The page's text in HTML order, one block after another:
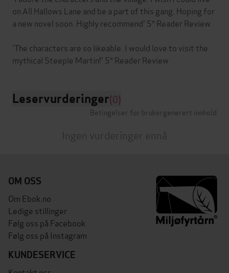
on All Hallows Lane and be a part of this gang. Hoping for
a new novel soon. Highly recommend' 5* Reader Review
'The characters are so likeable. I would love to visit the
Leservurderinger(0)
Betingelser for brukergenerert innhold
Ingen vurderinger ennå
OM OSS
Om Ebok.no
Ledige stillinger
Følg oss på Facebook
Følg oss på Instagram
KUNDESERVICE